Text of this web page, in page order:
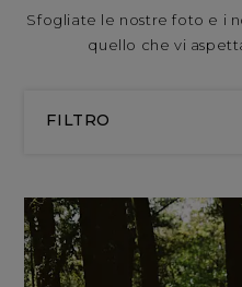
Sfogliate le nostre foto e i
quello che vi
FILTRO